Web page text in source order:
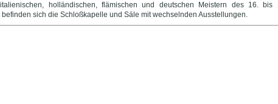
holländischen, flämischen und deutschen Meistern des 16.
befinden sich die Schloßkapelle und Säle mit wechselnden Ausstellungen.